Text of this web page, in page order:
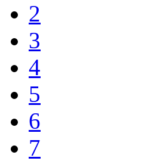
2
3
4
5
6
7